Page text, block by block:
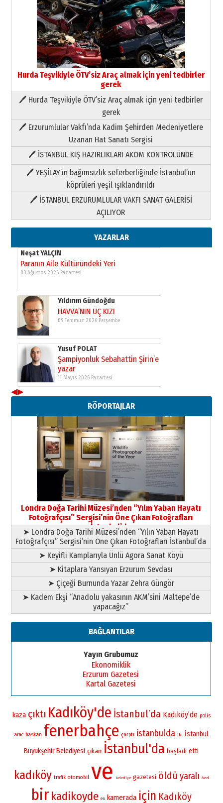
Hurda Teşvikiyle ÖTV’siz Araç almak için yeni tedbirler
gerek
🖊 Hurda Teşvikiyle ÖTV’siz Araç almak için yeni tedbirler
gerek
🖊 Erzurumlular Vakfı’nda Kadim Şehirden Medeniyetlere
Uzanan Hat Sanatı Sergisi
🖊 İSTANBUL KIŞ HAZIRLIKLARI AKOM KONTROLÜNDE
🖊 YEŞİLAY’ın bağımsızlık seferberliğinde İstanbul’un
köprüleri yeşil ışıklandırıldı
🖊 İSTANBUL ERZURUMLULAR VAKFI SANAT GALERİSİ
AÇILIYOR
YAZARLAR
Paranın Aile Kültüründeki Yeri
03 Ağustos 2026 Pazartesi
Yıldırım Gündoğdu
HAVVA’NIN ÜÇ KIZI
09 Temmuz 2026 Perşembe
Yusuf POLAT
Şampiyonluk Sebahattin Şirin’e
11 Mayıs 2026 Pazartesi
Neşat YALÇIN
Paranın Aile Kültüründeki Yeri
03 Ağustos 2026 Pazartesi
Yıldırım Gündoğdu
HAVVA’NIN ÜÇ KIZI
09 Temmuz 2026 Perşembe
Yusuf POLAT
Şampiyonluk Sebahattin Şirin’e
yazar
11 Mayıs 2026 Pazartesi
Neşat YALÇIN
Paranın Aile Kültüründeki Yeri
03 Ağustos 2026 Pazartesi
Yıldırım Gündoğdu
HAVVA’NIN ÜÇ KIZI
09 Temmuz 2026 Perşembe
Yusuf POLAT
Şampiyonluk Sebahattin Şirin’e
yazar
11 Mayıs 2026 Pazartesi
◀▶
RÖPORTAJLAR
Londra Doğa Tarihi Müzesi’nden “Yılın Yaban Hayatı
Fotoğrafçısı” Sergisi’nin Öne Çıkan Fotoğrafları
İstanbul’da
➤ Londra Doğa Tarihi Müzesi’nden “Yılın Yaban Hayatı
Fotoğrafçısı” Sergisi’nin Öne Çıkan Fotoğrafları İstanbul’da
➤ Keyifli Kamplarıyla Ünlü Agora Sanat Köyü
➤ Kitaplara Yansıyan Erzurum Sevdası
➤ Çiçeği Burnunda Yazar Zehra Güngör
➤ Kadem Ekşi “Anadolu yakasının AKM’sini Maltepe’de
yapacağız”
BAĞLANTILAR
Yayın Grubumuz
Ekonomiklik
Erzurum Gazetesi
Kartal Gazetesi
kaza çıktı Kadıköy'de İstanbul’da Kadıköy’de polis
arac baskan fenerbahçe çarptı istanbulda iki İstanbul
Büyükşehir Belediyesi çıkan İstanbul'da başladı etti
kadıköy trafik otomobil ve Belediye gazetesi öldü yaralı özel
bir kadikoyde en kamerada için Kadıköy